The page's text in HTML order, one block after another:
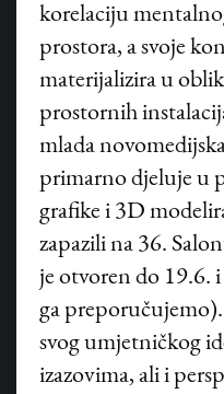
korelaciju
prostora, a svoje
materijalizira u
prostornih
mlada
primarno djeluje u
grafike i 3D
zapazili na 36.
je otvoren do 19.6.
ga
svog umjetničkog
izazovima, ali i